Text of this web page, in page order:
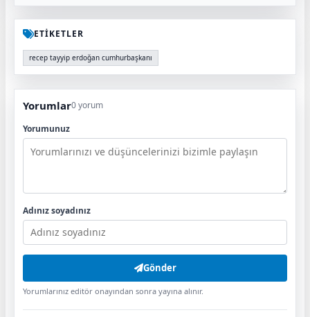
ETİKETLER
recep tayyip erdoğan cumhurbaşkanı
Yorumlar0 yorum
Yorumunuz
Adınız soyadınız
Gönder
Yorumlarınız editör onayından sonra yayına alınır.